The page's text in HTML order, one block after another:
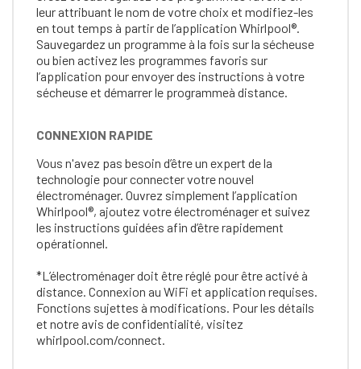
leur attribuant le nom de votre choix et modifiez-les
en tout temps à partir de l’application Whirlpool®.
Sauvegardez un programme à la fois sur la sécheuse
ou bien activez les programmes favoris sur
l’application pour envoyer des instructions à votre
sécheuse et démarrer le programmeà distance.
CONNEXION RAPIDE
Vous n'avez pas besoin d’être un expert de la
technologie pour connecter votre nouvel
électroménager. Ouvrez simplement l’application
Whirlpool®, ajoutez votre électroménager et suivez
les instructions guidées afin d’être rapidement
opérationnel.
*L’électroménager doit être réglé pour être activé à
distance. Connexion au WiFi et application requises.
Fonctions sujettes à modifications. Pour les détails
et notre avis de confidentialité, visitez
whirlpool.com/connect.